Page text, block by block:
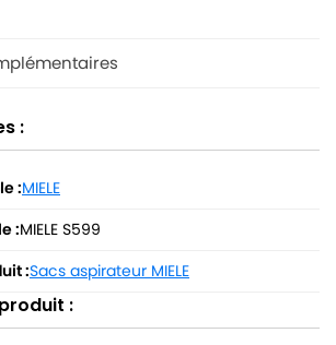
:
:MIELE
:MIELE S599
:Sacs aspirateur MIELE
: